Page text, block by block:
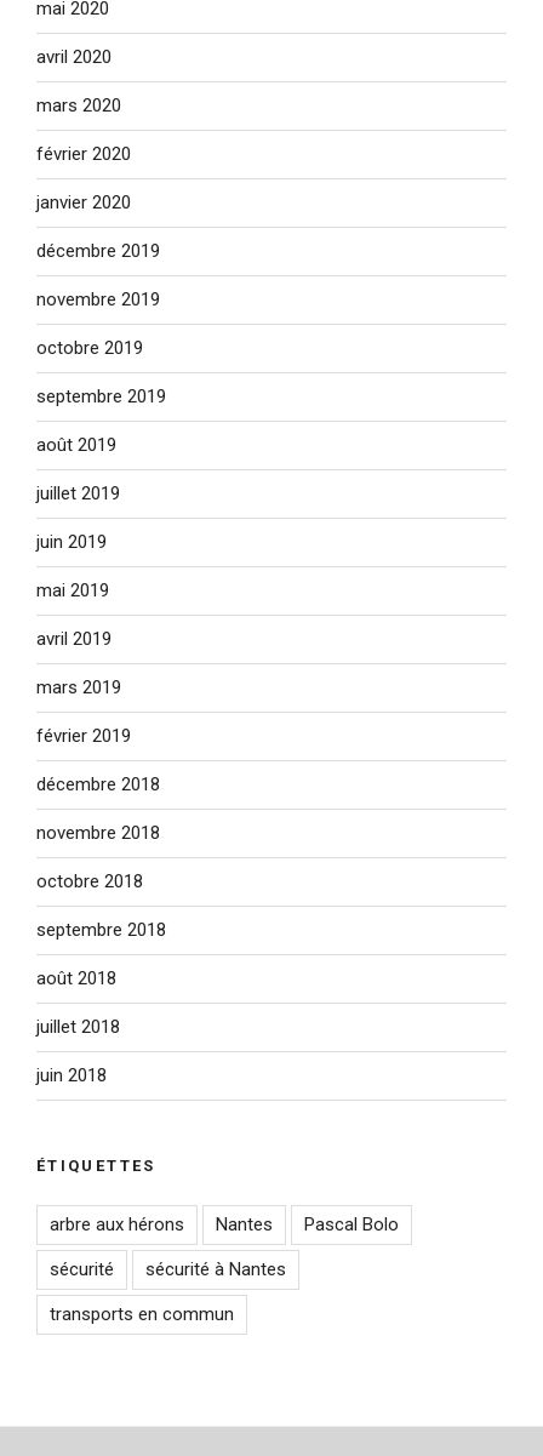
mai 2020
avril 2020
mars 2020
février 2020
janvier 2020
décembre 2019
novembre 2019
octobre 2019
septembre 2019
août 2019
juillet 2019
juin 2019
mai 2019
avril 2019
mars 2019
février 2019
décembre 2018
novembre 2018
octobre 2018
septembre 2018
août 2018
juillet 2018
juin 2018
ÉTIQUETTES
arbre aux hérons Nantes Pascal Bolo
sécurité sécurité à Nantes
transports en commun